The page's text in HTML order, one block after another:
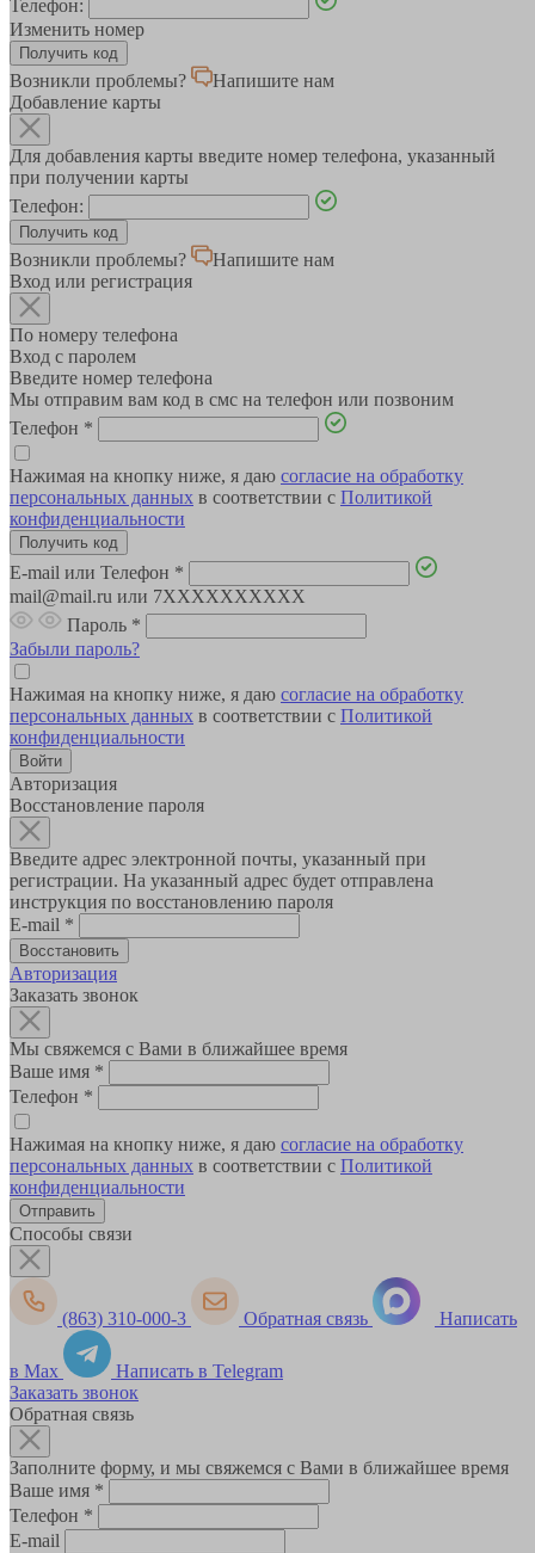
Телефон:
Изменить номер
Возникли проблемы?
Напишите нам
Добавление карты
Для добавления карты введите номер телефона, указанный
при получении карты
Телефон:
Возникли проблемы?
Напишите нам
Вход или регистрация
По номеру телефона
Вход с паролем
Введите номер телефона
Мы отправим вам код в смс на телефон или позвоним
Телефон *
Нажимая на кнопку ниже, я даю согласие на обработку
персональных данных в соответствии с Политикой
конфиденциальности
E-mail или Телефон *
mail@mail.ru или 7XXXXXXXXXX
Пароль *
Забыли пароль?
Нажимая на кнопку ниже, я даю согласие на обработку
персональных данных в соответствии с Политикой
конфиденциальности
Авторизация
Восстановление пароля
Введите адрес электронной почты, указанный при
регистрации. На указанный адрес будет отправлена
инструкция по восстановлению пароля
E-mail *
Авторизация
Заказать звонок
Мы свяжемся с Вами в ближайшее время
Ваше имя *
Телефон *
Нажимая на кнопку ниже, я даю согласие на обработку
персональных данных в соответствии с Политикой
конфиденциальности
Способы связи
(863) 310-000-3 Обратная связь Написать
в Max
Написать в Telegram
Заказать звонок
Обратная связь
Заполните форму, и мы свяжемся с Вами в ближайшее время
Ваше имя *
Телефон *
E-mail